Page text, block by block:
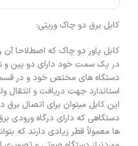
کابل برق دو چاک وریتی:
کابل پاور دو چاک که اصطلاحا آن
در یک سمت خود دارای دو پین و
دستگاه های مختص خود و در
این کابل میتوان برای اتصال
دستگاهی که دارای درگاه ورودی
ها معمولاً قطر زیادی دارند که